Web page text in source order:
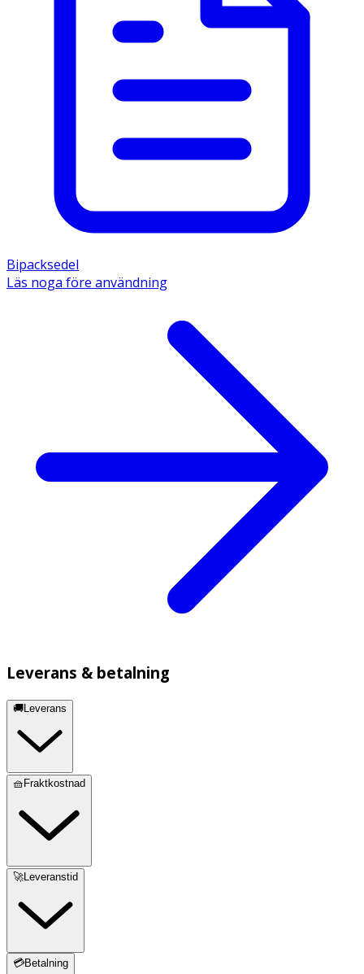
Bipacksedel
Läs noga före användning
Leverans & betalning
🚚Leverans
🧺Fraktkostnad
🚀Leveranstid
💳Betalning